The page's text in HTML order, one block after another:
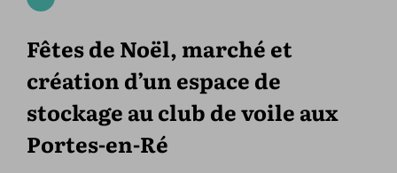
Fêtes de Noël, marché et
création d’un espace de
stockage au club de voile aux
Portes-en-Ré